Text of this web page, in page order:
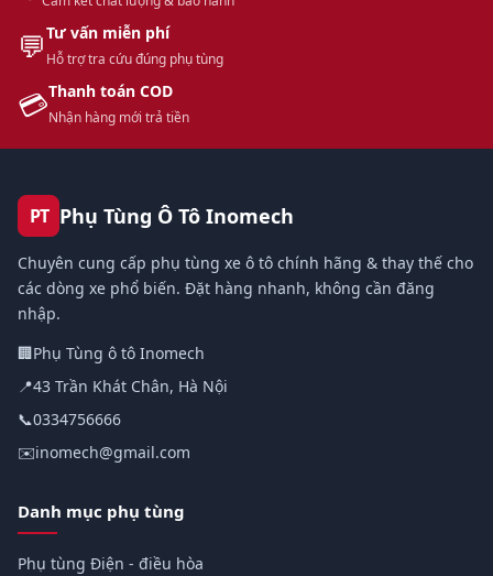
💬Tư vấn miễn phí
Hỗ trợ tra cứu đúng phụ tùng
💳Thanh toán COD
Nhận hàng mới trả tiền
PT Phụ Tùng Ô Tô Inomech
Chuyên cung cấp phụ tùng xe ô tô chính hãng & thay thế cho
các dòng xe phổ biến. Đặt hàng nhanh, không cần đăng
nhập.
🏢Phụ Tùng ô tô Inomech
📍43 Trần Khát Chân, Hà Nội
📞0334756666
✉️inomech@gmail.com
Danh mục phụ tùng
Phụ tùng Điện - điều hòa